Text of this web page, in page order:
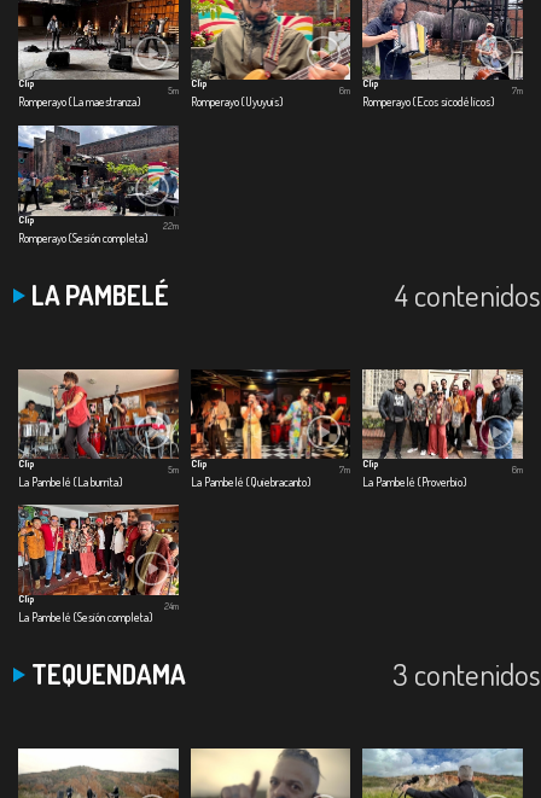
Clip
Romperayo (La maestranza)
5m
Clip
Romperayo (Uyuyuis)
6m
Clip
Romperayo (Ecos sicodélicos)
7m
Clip
Romperayo (Sesión completa)
22m
LA PAMBELÉ 4 contenidos
Clip
La Pambelé (La burrita)
5m
Clip
La Pambelé (Quiebracanto)
7m
Clip
La Pambelé (Proverbio)
6m
Clip
La Pambelé (Sesión completa)
24m
TEQUENDAMA 3 contenidos